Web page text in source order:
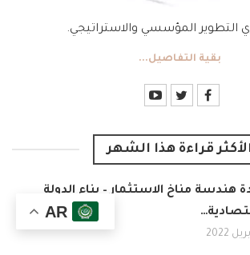
التطوير المؤسسي والاستراتيجي.
بقية التفاصيل...
قراءة هذا الشهر
هندسة مناخ الاستثمار – بناء الدولة
AR